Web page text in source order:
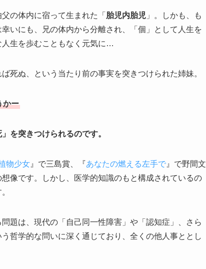
の体内に宿って生まれた「 胎児内胎児 」。しかも、も
いにも、兄の体内から分離され、「個」として人生を
生を歩むこともなく元気に…
死ぬ、という当たり前の事実を突きつけられた姉妹。
かー
を突きつけられるのです。
物少女 』で三島賞、『あなたの燃える左手で 』で野間文
像です。しかし、医学的知識のもと構成されているの
題は、現代の「自己同一性障害」や「認知症」、さら
哲学的な問いに深く通じており、全くの他人事ととし